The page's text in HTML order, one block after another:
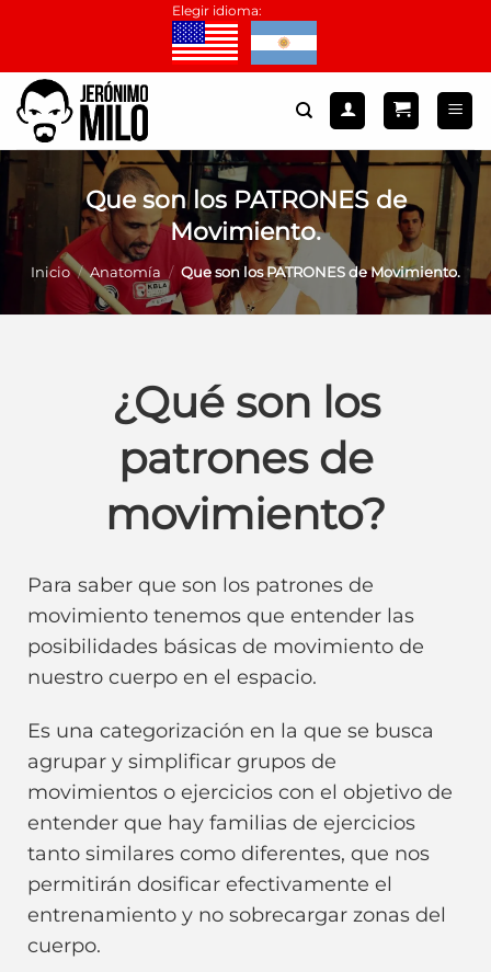
contenido
Elegir idioma:
Que son los PATRONES de
Movimiento.
Inicio / Anatomía / Que son los PATRONES de Movimiento.
¿Qué son los
patrones de
movimiento?
Para saber que son los patrones de
movimiento tenemos que entender las
posibilidades básicas de movimiento de
nuestro cuerpo en el espacio.
Es una categorización en la que se busca
agrupar y simplificar grupos de
movimientos o ejercicios con el objetivo de
entender que hay familias de ejercicios
tanto similares como diferentes, que nos
permitirán dosificar efectivamente el
entrenamiento y no sobrecargar zonas del
cuerpo.